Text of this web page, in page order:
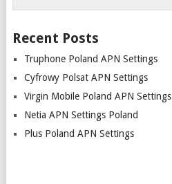
Recent Posts
Truphone Poland APN Settings
Cyfrowy Polsat APN Settings
Virgin Mobile Poland APN Settings
Netia APN Settings Poland
Plus Poland APN Settings